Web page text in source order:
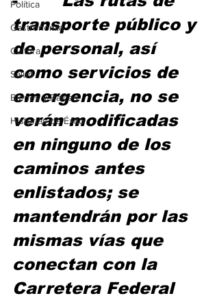
Política
Gastronomía
Cultura
Salud
Bienes y Raíces
Historias de Éxito
transporte público y
de personal, así
como servicios de
emergencia, no se
verán modificadas
en ninguno de los
caminos antes
enlistados; se
mantendrán por las
mismas vías que
conectan con la
Carretera Federal